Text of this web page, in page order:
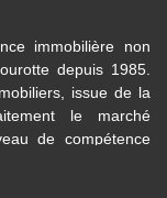
immobilière non
depuis 1985.
issue de la
le marché
de compétence